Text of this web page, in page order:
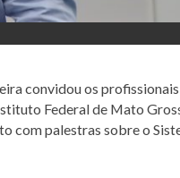
convidou os profissionais
Federal de Mato
com palestras sobre o